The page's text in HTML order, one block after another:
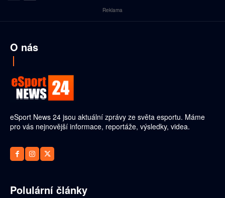
Reklama
O nás
eSport News 24 jsou aktuální zprávy ze světa esportu. Máme
pro vás nejnovější informace, reportáže, výsledky, videa.
Polulární články